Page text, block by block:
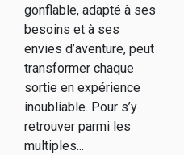
gonflable, adapté à ses
besoins et à ses
envies d’aventure, peut
transformer chaque
sortie en expérience
inoubliable. Pour s’y
retrouver parmi les
multiples...